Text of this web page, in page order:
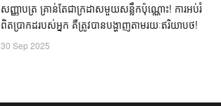
សញ្ញាបត្រ គ្រាន់តែជាក្រដាសមួយសន្លឹកប៉ុណ្ណោះ! ការអប់រំ
ពិតប្រាកដរបស់អ្នក គឺត្រូវបានបង្ហាញតាមរយៈឥរិយាបថ!
30 Sep 2025